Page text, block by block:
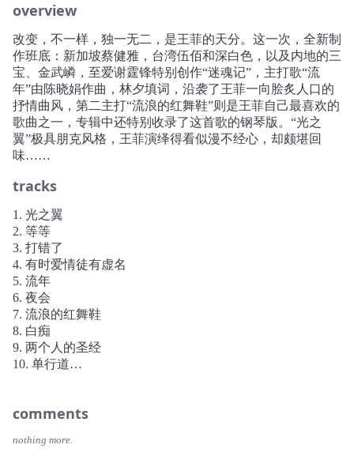
overview
改变，不一样，独一无二，是王菲的天分。这一次，全新制
作班底：新加坡蔡健雅，台湾伍佰和深白色，以及内地的三
宝、金武嶙，至爱谢霆锋特别创作“迷魂记”，主打歌“流
年”由陈晓娟作曲，林夕填词，沿袭了王菲一向脍炙人口的
抒情曲风，第二主打“流浪的红舞鞋”则是王菲自己最喜欢的
歌曲之一，专辑中还特别收录了这首歌的钢琴版。“光之
翼”极具朋克风格，王菲演绎得看似漫不经心，却颇堪回
味……
tracks
1. 光之翼
2. 等等
3. 打错了
4. 有时爱情徒有虚名
5. 流年
6. 夜会
7. 流浪的红舞鞋
8. 白痴
9. 两个人的圣经
10. 单行道
13. 不眠飞行
comments
nothing more.